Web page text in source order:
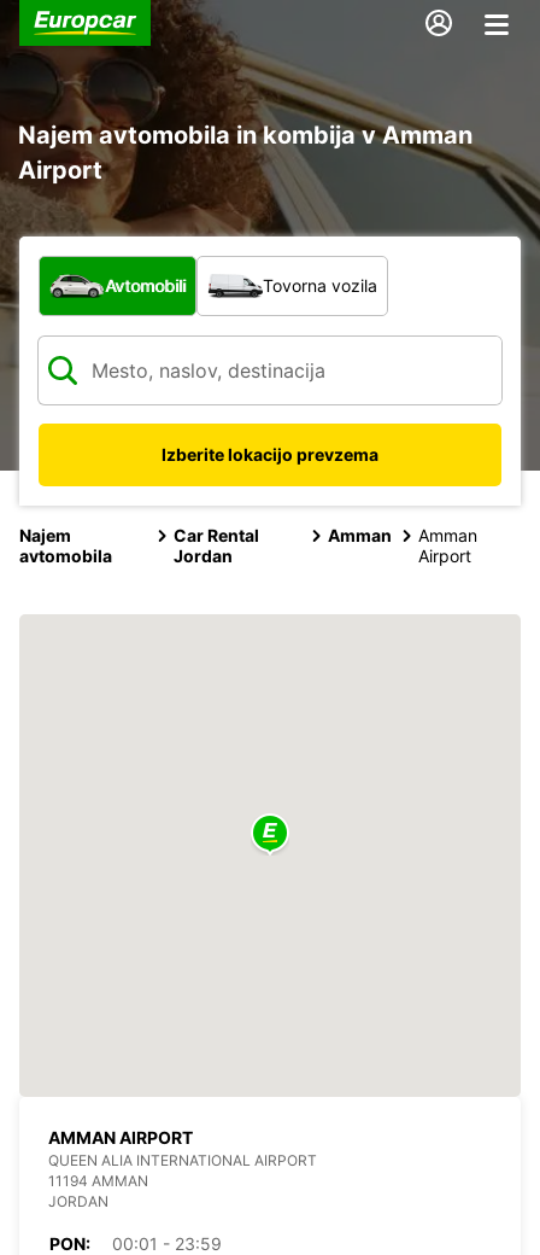
Najem avtomobila in kombija v Amman
Airport
Katera vrsta vozila?
Avtomobili Tovorna vozila
Izberite lokacijo prevzema
Najem
avtomobila
Car Rental
Jordan
Amman
Amman
Airport
AMMAN AIRPORT
QUEEN ALIA INTERNATIONAL AIRPORT
11194 AMMAN
JORDAN
PON:
00:01 - 23:59